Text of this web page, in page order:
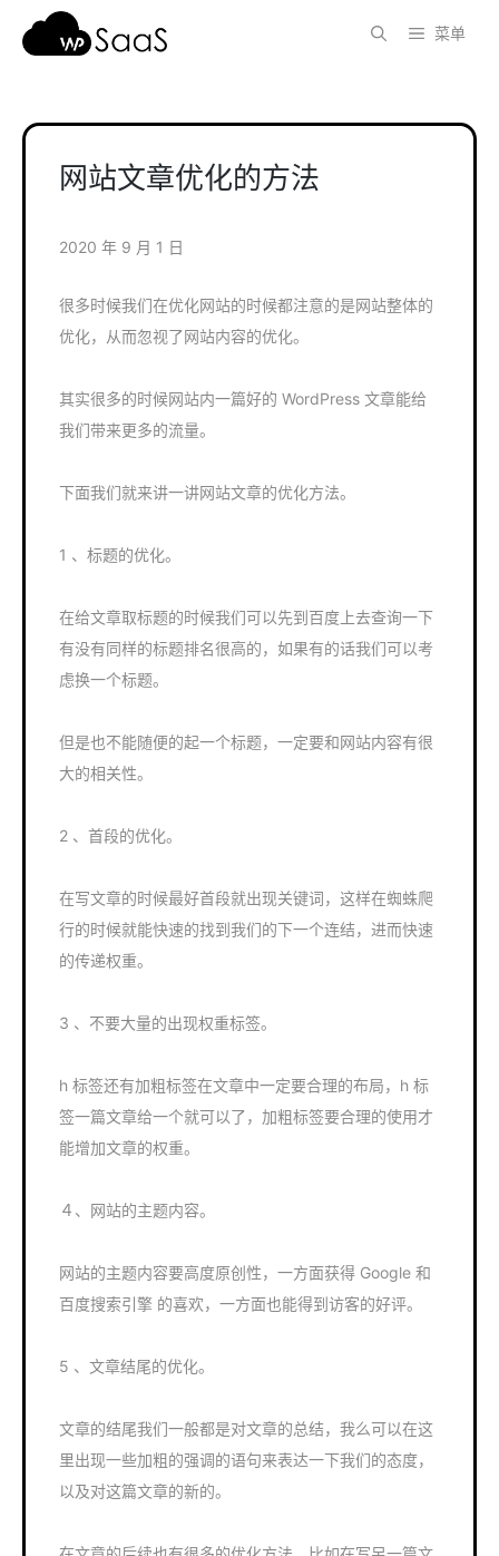
菜单
网站文章优化的方法
2020 年 9 月 1 日
很多时候我们在优化网站的时候都注意的是网站整体的
优化，从而忽视了网站内容的优化。
其实很多的时候网站内一篇好的 WordPress 文章能给
我们带来更多的流量。
下面我们就来讲一讲网站文章的优化方法。
1 、标题的优化。
在给文章取标题的时候我们可以先到百度上去查询一下
有没有同样的标题排名很高的，如果有的话我们可以考
虑换一个标题。
但是也不能随便的起一个标题，一定要和网站内容有很
大的相关性。
2 、首段的优化。
在写文章的时候最好首段就出现关键词，这样在蜘蛛爬
行的时候就能快速的找到我们的下一个连结，进而快速
的传递权重。
3 、不要大量的出现权重标签。
h 标签还有加粗标签在文章中一定要合理的布局，h 标
签一篇文章给一个就可以了，加粗标签要合理的使用才
能增加文章的权重。
４、网站的主题内容。
网站的主题内容要高度原创性，一方面获得 Google 和
百度搜索引擎 的喜欢，一方面也能得到访客的好评。
5 、文章结尾的优化。
文章的结尾我们一般都是对文章的总结，我么可以在这
里出现一些加粗的强调的语句来表达一下我们的态度，
以及对这篇文章的新的。